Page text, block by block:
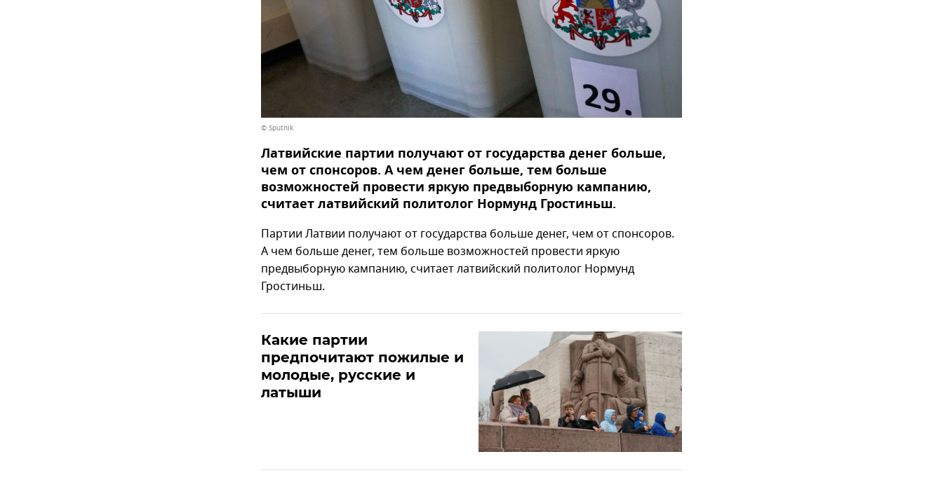
© Sputnik
Латвийские партии получают от государства денег больше,
чем от спонсоров. А чем денег больше, тем больше
возможностей провести яркую предвыборную кампанию,
считает латвийский политолог Нормунд Гростиньш.
Партии Латвии получают от государства больше денег, чем от спонсоров.
А чем больше денег, тем больше возможностей провести яркую
предвыборную кампанию, считает латвийский политолог Нормунд
Гростиньш.
Какие партии
предпочитают пожилые и
молодые, русские и
латыши